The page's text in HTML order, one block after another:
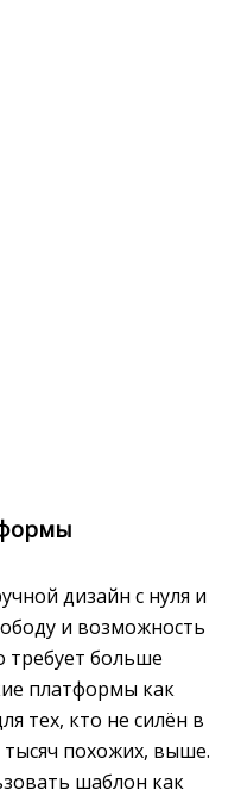
дизайн с нуля и
и возможность
требует больше
платформы как
тех, кто не силён в
тысяч похожих, выше.
шаблон как